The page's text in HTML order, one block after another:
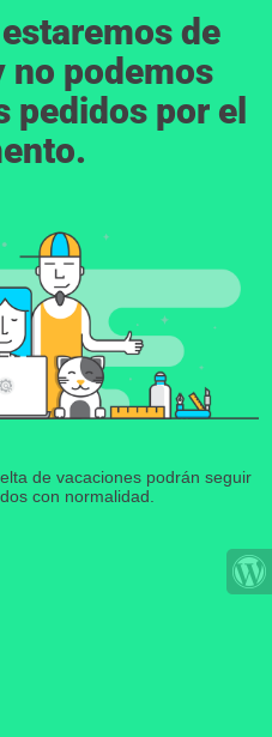
de
no podemos
pedidos por el
de vacaciones podrán seguir
con normalidad.